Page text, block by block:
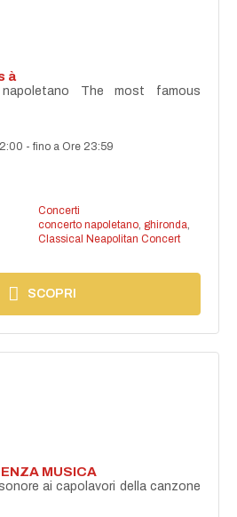
à
The most famous
-fino a Ore 23:59
Concerti
concerto napoletano, ghironda,
Classical Neapolitan Concert
SCOPRI
MUSICA
ai capolavori della canzone